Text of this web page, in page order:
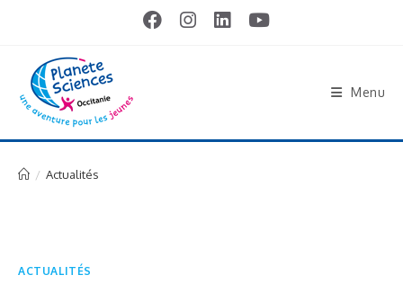
Menu
/ Actualités
ACTUALITÉS